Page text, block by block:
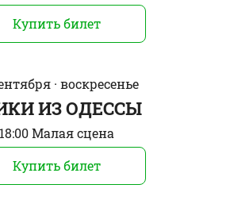
Купить билет
· воскресенье
ИЗ ОДЕССЫ
18:00 Малая сцена
Купить билет